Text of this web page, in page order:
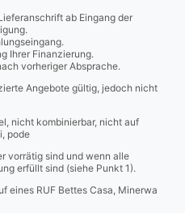
ab Eingang der
Ihrer Finanzierung.
vorheriger Absprache.
Angebote gültig, jedoch nicht
nicht kombinierbar, nicht auf
pode
vorrätig sind und wenn alle
erfüllt sind (siehe Punkt 1).
eines RUF Bettes Casa, Minerwa